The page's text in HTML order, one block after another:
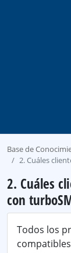
Base de
2. Cuáles
2. Cuáles
con
Todos los